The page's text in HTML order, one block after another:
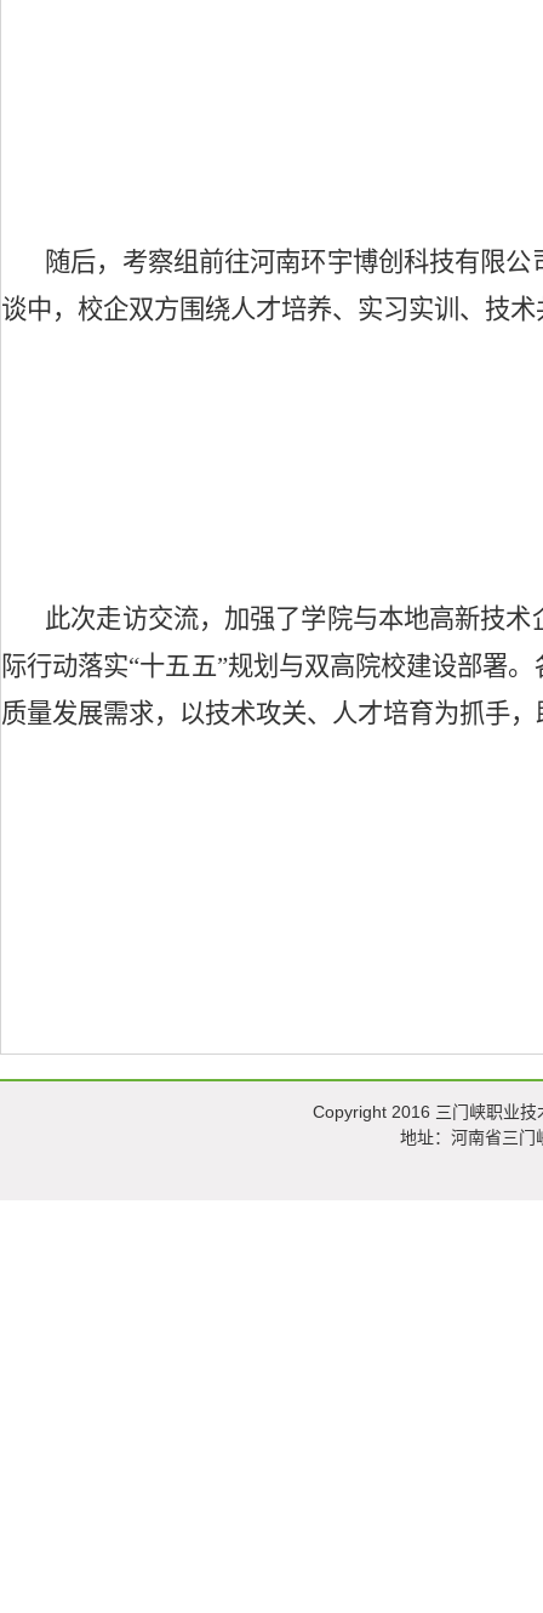
随后，考察组前往河南环宇博创科技有限
谈中，校企双方围绕人才培养、实习实训、技
此次走访交流，加强了学院与本地高新技
际行动落实“十五五”规划与双高院校建设部署
质量发展需求，以技术攻关、人才培育为抓手
Copyright 2016 三门峡职业
地址：河南省三门